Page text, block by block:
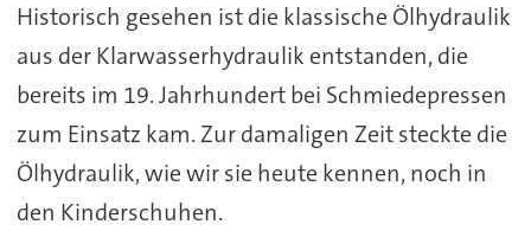
Historisch gesehen ist die klassische Ölhydraulik
aus der Klarwasserhydraulik entstanden, die
bereits im 19. Jahrhundert bei Schmiedepressen
zum Einsatz kam. Zur damaligen Zeit steckte die
Ölhydraulik, wie wir sie heute kennen, noch in
den Kinderschuhen.